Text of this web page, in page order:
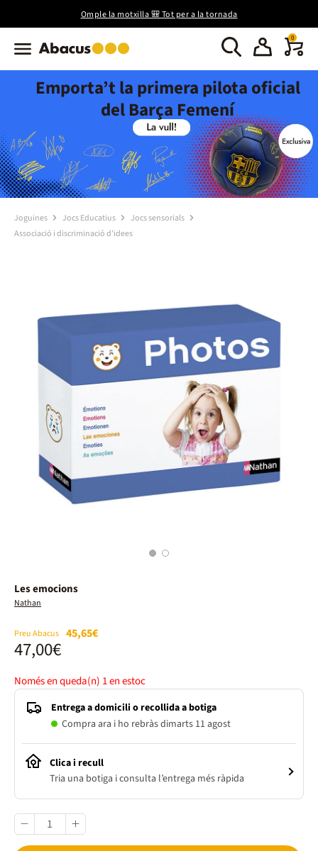
Omple la motxilla 🎒 Tot per a la tornada
0
Emporta’t la primera pilota oficial
del Barça Femení
Joguines Jocs Educatius
Jocs sensorials
Associació i discriminació d'idees
1 2
Les emocions
Nathan
Preu Abacus 45,65€
47,00€
Només en queda(n) 1en estoc
Entrega a domicili o recollida a botiga
Compra ara i ho rebràs dimarts 11 agost
Clica i recull
Tria una botiga i consulta l’entrega més ràpida